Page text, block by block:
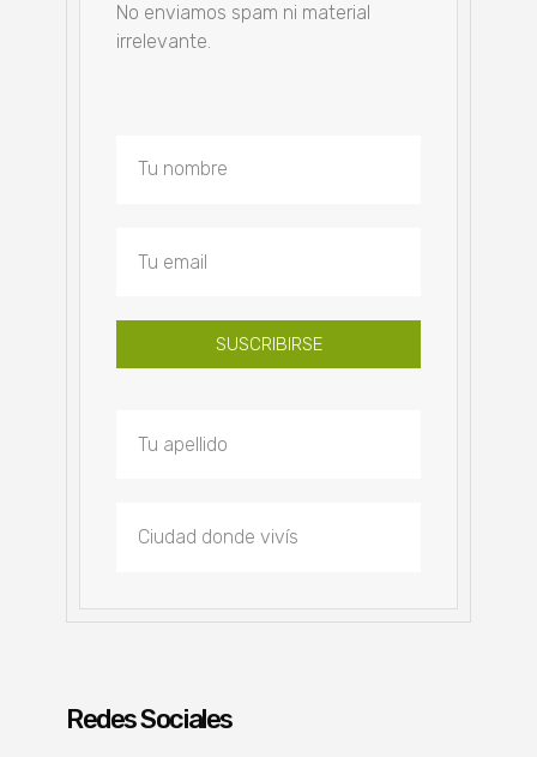
No enviamos spam ni material
irrelevante.
SUSCRIBIRSE
Redes Sociales